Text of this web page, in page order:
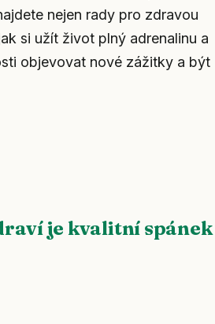
nejen rady pro zdravou
si užít život plný adrenalinu a
objevovat nové zážitky a být
je kvalitní spánek